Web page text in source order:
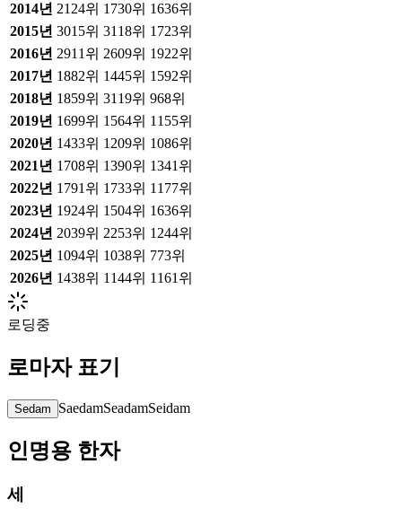
2014년 2124위 1730위 1636위
2015년 3015위 3118위 1723위
2016년 2911위 2609위 1922위
2017년 1882위 1445위 1592위
2018년 1859위 3119위 968위
2019년 1699위 1564위 1155위
2020년 1433위 1209위 1086위
2021 년 1708위 1390위 1341위
2022년 1791위 1733위 1177위
2023년 1924위 1504위 1636위
2024년 2039위 2253위 1244위
2025년 1094위 1038위 773위
2026년 1438위 1144위 1161위
로딩중
로마자 표기
Sedam SaedamSeadamSeidam
인명용 한자
세